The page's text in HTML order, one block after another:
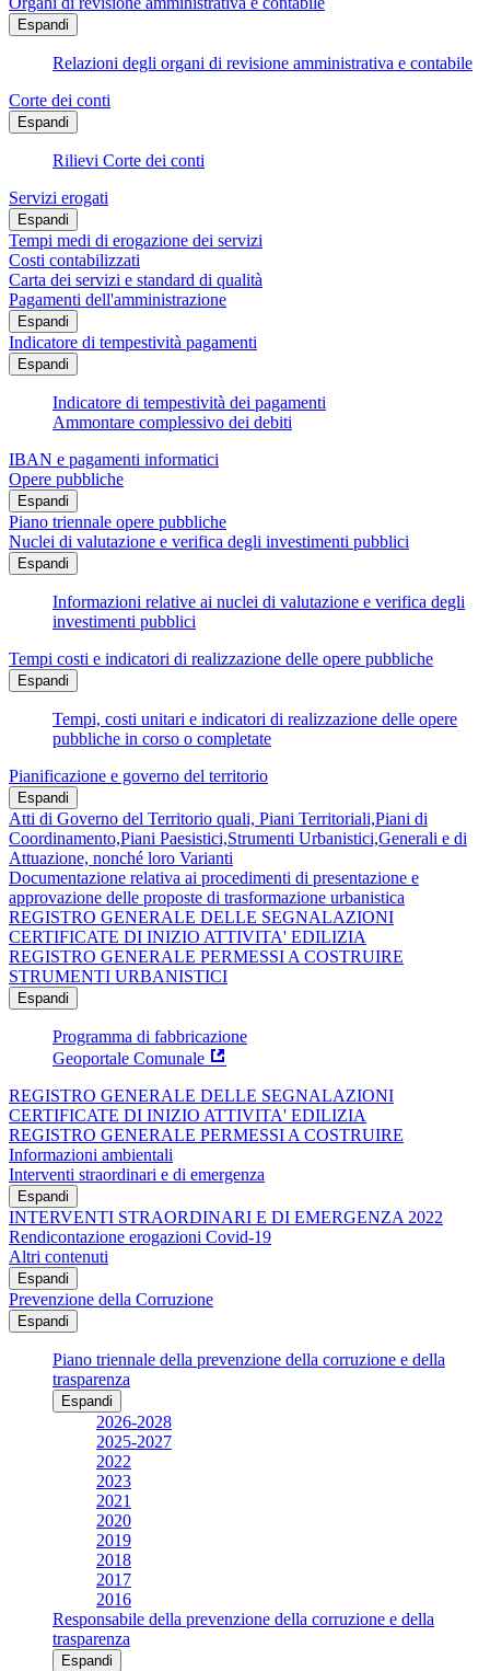
Espandi
Relazioni degli organi di revisione amministrativa e contabile
Corte dei conti
Espandi
Rilievi Corte dei conti
Servizi erogati
Espandi
Tempi medi di erogazione dei servizi
Costi contabilizzati
Carta dei servizi e standard di qualità
Pagamenti dell'amministrazione
Espandi
Indicatore di tempestività pagamenti
Espandi
Indicatore di tempestività dei pagamenti
Ammontare complessivo dei debiti
IBAN e pagamenti informatici
Opere pubbliche
Espandi
Piano triennale opere pubbliche
Nuclei di valutazione e verifica degli investimenti pubblici
Espandi
Informazioni relative ai nuclei di valutazione e verifica degli
investimenti pubblici
Tempi costi e indicatori di realizzazione delle opere pubbliche
Espandi
Tempi, costi unitari e indicatori di realizzazione delle opere
pubbliche in corso o completate
Pianificazione e governo del territorio
Espandi
Atti di Governo del Territorio quali, Piani Territoriali,Piani di
Coordinamento,Piani Paesistici,Strumenti Urbanistici,Generali e di
Attuazione, nonché loro Varianti
Documentazione relativa ai procedimenti di presentazione e
approvazione delle proposte di trasformazione urbanistica
REGISTRO GENERALE DELLE SEGNALAZIONI
CERTIFICATE DI INIZIO ATTIVITA' EDILIZIA
REGISTRO GENERALE PERMESSI A COSTRUIRE
STRUMENTI URBANISTICI
Espandi
Programma di fabbricazione
Geoportale Comunale
REGISTRO GENERALE DELLE SEGNALAZIONI
CERTIFICATE DI INIZIO ATTIVITA' EDILIZIA
REGISTRO GENERALE PERMESSI A COSTRUIRE
Informazioni ambientali
Interventi straordinari e di emergenza
Espandi
INTERVENTI STRAORDINARI E DI EMERGENZA 2022
Rendicontazione erogazioni Covid-19
Altri contenuti
Espandi
Prevenzione della Corruzione
Espandi
Piano triennale della prevenzione della corruzione e della
trasparenza
Espandi
2026-2028
2025-2027
2022
2023
2021
2020
2019
2018
2017
2016
Responsabile della prevenzione della corruzione e della
trasparenza
Espandi